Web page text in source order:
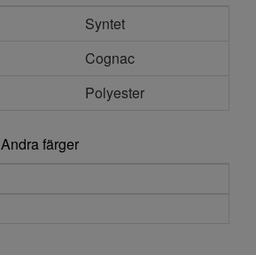
Syntet
Cognac
Polyester
Andra färger